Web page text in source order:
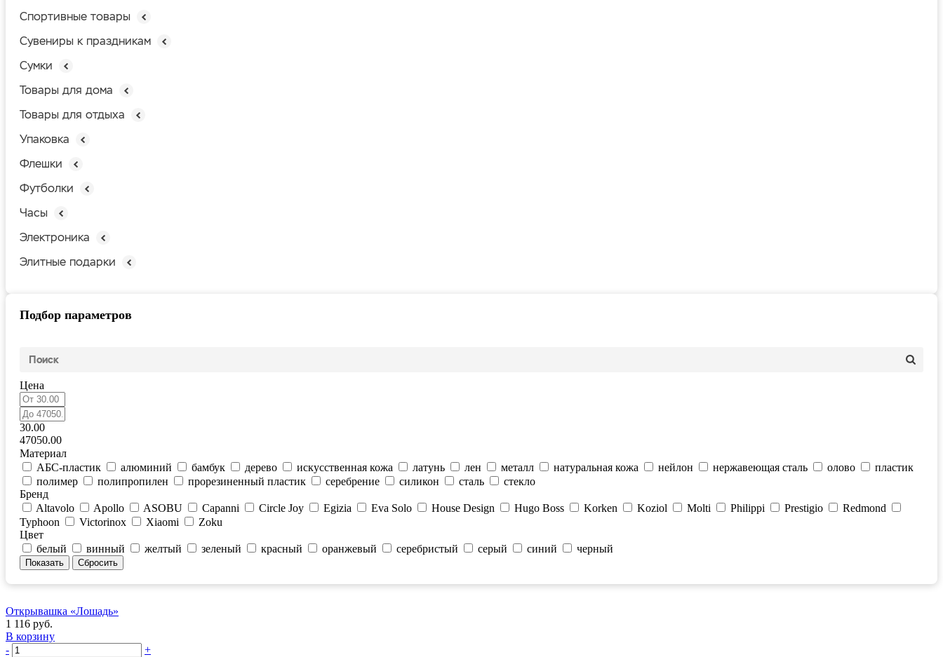
Спортивные товары
Сувениры к праздникам
Сумки
Товары для дома
Товары для отдыха
Упаковка
Флешки
Футболки
Часы
Электроника
Элитные подарки
Подбор параметров
Цена
30.00
47050.00
Материал
АБС-пластик
алюминий бамбук дерево искусственная кожа латунь лен металл натуральная кожа нейлон нержавеющая сталь олово
пластик
полимер
полипропилен прорезиненный пластик серебрение силикон сталь
стекло
Бренд
Altavolo
Apollo ASOBU Capanni Circle Joy Egizia Eva Solo House Design Hugo Boss Korken Koziol Molti Philippi Prestigio
Redmond
Typhoon
Victorinox Xiaomi
Zoku
Цвет
белый
винный желтый зеленый красный оранжевый серебристый серый синий черный
Открывашка «Лошадь»
1 116 руб.
В корзину
-
+